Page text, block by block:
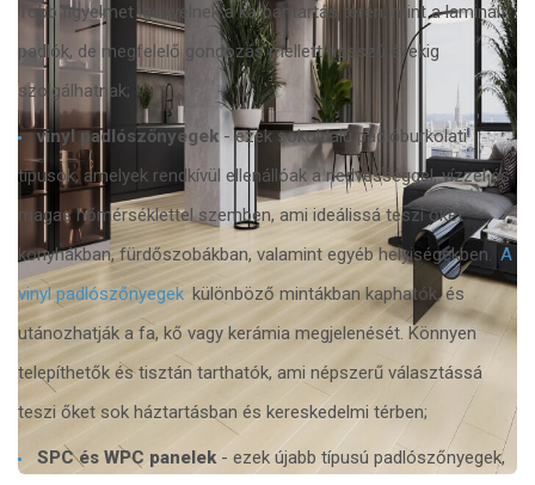
Több figyelmet igényelnek a karbantartás terén, mint a laminált
padlók, de megfelelő gondozás mellett hosszú évekig
szolgálhatnak;
vinyl padlószőnyegek - ezek sokoldalú padlóburkolati
típusok, amelyek rendkívül ellenállóak a nedvességgel, vízzel és
magas hőmérséklettel szemben, ami ideálissá teszi őket
konyhákban, fürdőszobákban, valamint egyéb helyiségekben. A
vinyl padlószőnyegek különböző mintákban kaphatók, és
utánozhatják a fa, kő vagy kerámia megjelenését. Könnyen
telepíthetők és tisztán tarthatók, ami népszerű választássá
teszi őket sok háztartásban és kereskedelmi térben;
SPC és WPC panelek- ezek újabb típusú padlószőnyegek,